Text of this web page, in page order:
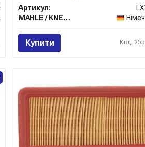
Артикул:
MAHLE / KNECHT
Купити Код: